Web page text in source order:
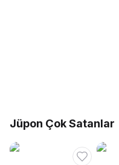
Jüpon Çok Satanlar